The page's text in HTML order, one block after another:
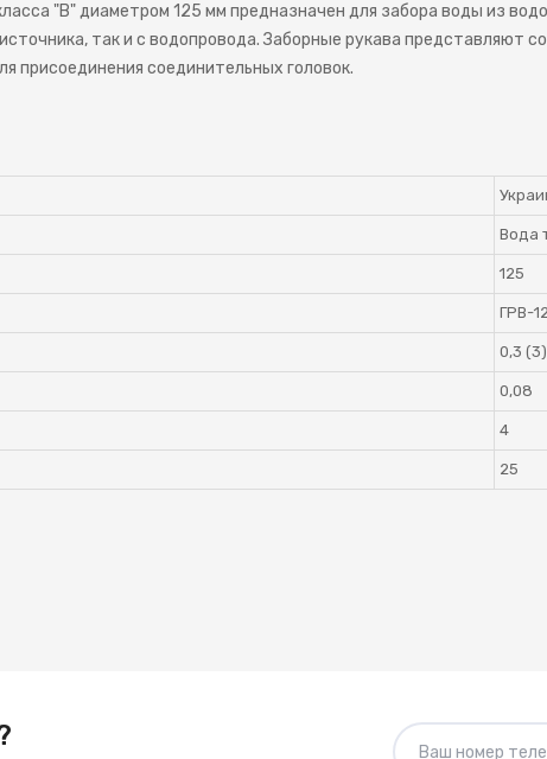
"В" диаметром 125 мм предназначен для забора воды из
так и с водопровода. Заборные рукава представляют
присоединения соединительных головок.
Вода
125
ГРВ-
0,3 (3)
0,08
4
25